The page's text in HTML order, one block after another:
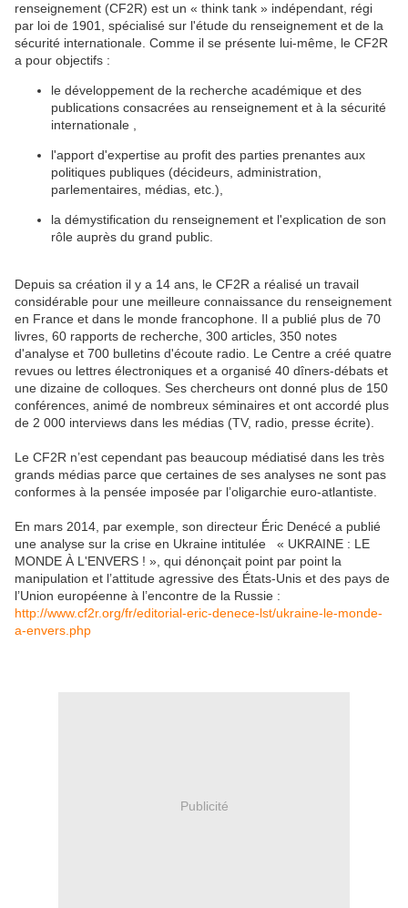
renseignement (CF2R) est un « think tank » indépendant, régi
par loi de 1901, spécialisé sur l'étude du renseignement et de la
sécurité internationale. Comme il se présente lui-même, le CF2R
a pour objectifs :
le développement de la recherche académique et des
publications consacrées au renseignement et à la sécurité
internationale ,
l'apport d'expertise au profit des parties prenantes aux
politiques publiques (décideurs, administration,
parlementaires, médias, etc.),
la démystification du renseignement et l'explication de son
rôle auprès du grand public.
Depuis sa création il y a 14 ans, le CF2R a réalisé un travail
considérable pour une meilleure connaissance du renseignement
en France et dans le monde francophone. Il a publié plus de 70
livres, 60 rapports de recherche, 300 articles, 350 notes
d'analyse et 700 bulletins d'écoute radio. Le Centre a créé quatre
revues ou lettres électroniques et a organisé 40 dîners-débats et
une dizaine de colloques. Ses chercheurs ont donné plus de 150
conférences, animé de nombreux séminaires et ont accordé plus
de 2 000 interviews dans les médias (TV, radio, presse écrite).
Le CF2R n’est cependant pas beaucoup médiatisé dans les très
grands médias parce que certaines de ses analyses ne sont pas
conformes à la pensée imposée par l’oligarchie euro-atlantiste.
En mars 2014, par exemple, son directeur Éric Denécé a publié
une analyse sur la crise en Ukraine intitulée « UKRAINE : LE
MONDE À L'ENVERS ! », qui dénonçait point par point la
manipulation et l’attitude agressive des États-Unis et des pays de
l’Union européenne à l’encontre de la Russie :
http://www.cf2r.org/fr/editorial-eric-denece-lst/ukraine-le-monde-
a-envers.php
Publicité